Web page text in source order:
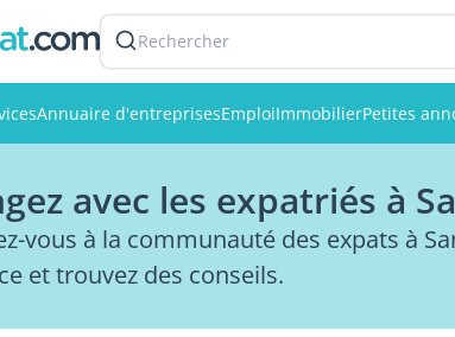
Rechercher
Annuaire d'entreprisesEmploiImmobilierPetites
avec les expatriés à
vous à la communauté des expats à
et trouvez des conseils.